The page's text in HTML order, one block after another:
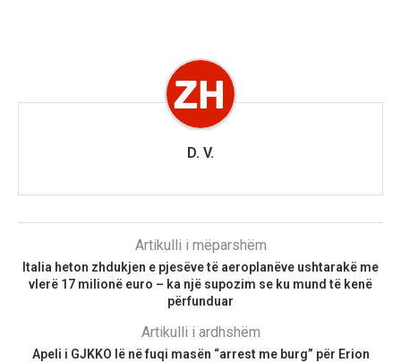
D. V.
Artikulli i mëparshëm
Italia heton zhdukjen e pjesëve të aeroplanëve ushtarakë me
vlerë 17 milionë euro – ka një supozim se ku mund të kenë
përfunduar
Artikulli i ardhshëm
Apeli i GJKKO lë në fuqi masën “arrest me burg” për Erion